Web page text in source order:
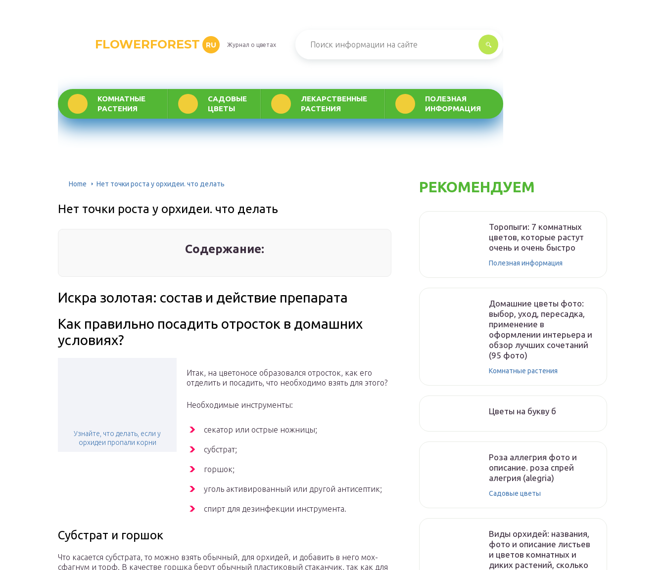
FLOWERFOREST RU Журнал о цветах
КОМНАТНЫЕ
РАСТЕНИЯ
САДОВЫЕ
ЦВЕТЫ
ЛЕКАРСТВЕННЫЕ
РАСТЕНИЯ
ПОЛЕЗНАЯ
ИНФОРМАЦИЯ
Home Нет точки роста у орхидеи. что делать
Нет точки роста у орхидеи. что делать
Содержание:
Искра золотая: состав и действие препарата
Как правильно посадить отросток в домашних
условиях?
Узнайте, что делать, если у
орхидеи пропали корни
Итак, на цветоносе образовался отросток, как его
отделить и посадить, что необходимо взять для этого?
Необходимые инструменты:
секатор или острые ножницы;
субстрат;
горшок;
уголь активированный или другой антисептик;
спирт для дезинфекции инструмента.
Субстрат и горшок
Что касается субстрата, то можно взять обычный, для орхидей, и добавить в него мох-
сфагнум и торф. В качестве горшка берут обычный пластиковый стаканчик, так как для
РЕКОМЕНДУЕМ
Торопыги: 7 комнатных
цветов, которые растут
очень и очень быстро
Полезная информация
Домашние цветы фото:
выбор, уход, пересадка,
применение в
оформлении интерьера и
обзор лучших сочетаний
(95 фото)
Комнатные растения
Цветы на букву б
Роза аллегрия фото и
описание. роза спрей
алегрия (alegria)
Садовые цветы
Виды орхидей: названия,
фото и описание листьев
и цветов комнатных и
диких растений, сколько